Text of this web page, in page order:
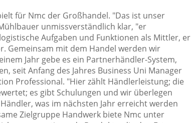
für Nmc der Großhandel. "Das ist unser
unmissverständlich klar, "er
Aufgaben und Funktionen als Mittler, er
Gemeinsam mit dem Handel werden wir
Jahr gebe es ein Partnerhändler-System,
seit Anfang des Jahres Business Uni Manager
Professional. "Hier zählt Händlerleistung; die
es gibt Schulungen und wir überlegen
was im nächsten Jahr erreicht werden
Zielgruppe Handwerk biete Nmc unter